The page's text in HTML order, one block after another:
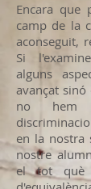
Encara que
camp de la
aconseguit,
Si
alguns
avançat sinó
no hem
en la nostra
nostre
el tot què